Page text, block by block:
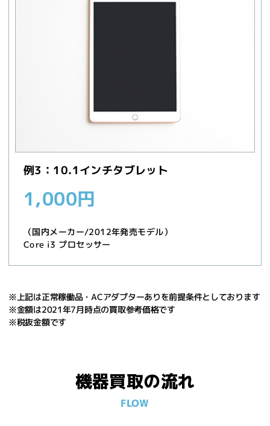
例3：10.1インチタブレット
1,000円
（国内メーカー/2012年発売モデル）
Core i3 プロセッサー
※上記は正常稼働品・ACアダプターありを前提条件としております
※金額は2021年7月時点の買取参考価格です
※税抜金額です
機器買取の流れ
FLOW